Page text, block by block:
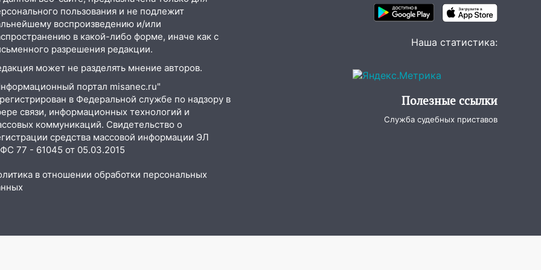
пользования и не подлежит
воспроизведению и/или
в какой-либо форме, иначе как с
разрешения редакции.
может не разделять мнение авторов.
портал misanec.ru"
в Федеральной службе по надзору в
связи, информационных технологий и
коммуникаций. Свидетельство о
средства массовой информации ЭЛ
77 - 61045 от 05.03.2015
в отношении обработки персональных
Наша статистика:
Полезные ссылки
Служба судебных приставов